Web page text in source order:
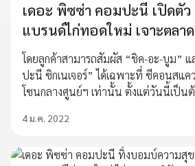
เดอะ พิซซ่า คอมปะนี เปิดตั
แบรนด์ไก่ทอดใหม่ เจาะตลา
โดยลูกค้าสามารถสัมผัส “ชิค-อะ-บูม”
ปะนี ซิกเนเจอร์” ได้เฉพาะที่ ซีคอนสแ
โซนกลางศูนย์ฯ เท่านั้น ตั้งแต่วันนี้เป็น
4 ม.ค. 2022